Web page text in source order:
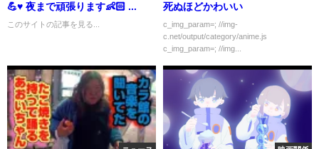
このサイトの記事を見る...
死ぬほどかわいい
c_img_param=; //img-
c.net/output/category/anime.js
c_img_param=; //img...